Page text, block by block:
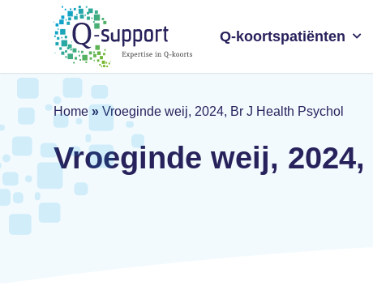
content
Q-koortspatiënten
Home» Vroeginde weij, 2024, Br J Health Psychol
Vroeginde weij,